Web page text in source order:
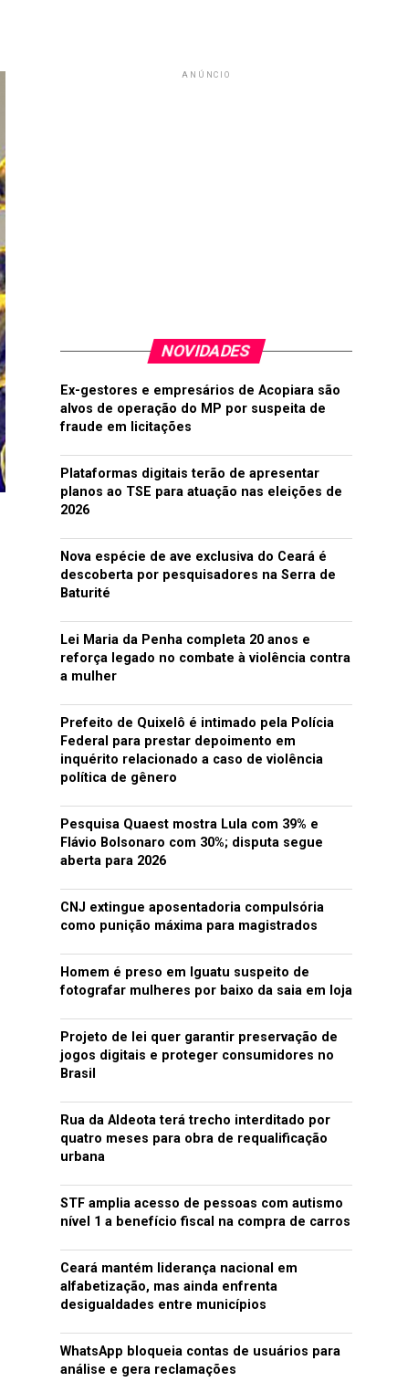
ANÚNCIO
NOVIDADES
Ex-gestores e empresários de Acopiara são
alvos de operação do MP por suspeita de
fraude em licitações
Plataformas digitais terão de apresentar
planos ao TSE para atuação nas eleições de
2026
Nova espécie de ave exclusiva do Ceará é
descoberta por pesquisadores na Serra de
Baturité
Lei Maria da Penha completa 20 anos e
reforça legado no combate à violência contra
a mulher
Prefeito de Quixelô é intimado pela Polícia
Federal para prestar depoimento em
inquérito relacionado a caso de violência
política de gênero
Pesquisa Quaest mostra Lula com 39% e
Flávio Bolsonaro com 30%; disputa segue
aberta para 2026
CNJ extingue aposentadoria compulsória
como punição máxima para magistrados
Homem é preso em Iguatu suspeito de
fotografar mulheres por baixo da saia em loja
Projeto de lei quer garantir preservação de
jogos digitais e proteger consumidores no
Brasil
Rua da Aldeota terá trecho interditado por
quatro meses para obra de requalificação
urbana
STF amplia acesso de pessoas com autismo
nível 1 a benefício fiscal na compra de carros
Ceará mantém liderança nacional em
alfabetização, mas ainda enfrenta
desigualdades entre municípios
WhatsApp bloqueia contas de usuários para
análise e gera reclamações